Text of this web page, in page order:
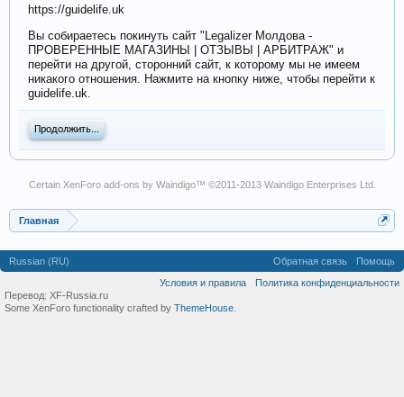
https://guidelife.uk
Вы собираетесь покинуть сайт "Legalizer Молдова -
ПРОВЕРЕННЫЕ МАГАЗИНЫ | ОТЗЫВЫ | АРБИТРАЖ" и
перейти на другой, сторонний сайт, к которому мы не имеем
никакого отношения. Нажмите на кнопку ниже, чтобы перейти к
guidelife.uk.
Продолжить...
Certain XenForo add-ons by Waindigo™ ©2011-2013 Waindigo Enterprises Ltd.
Главная
Russian (RU) Обратная связь
Помощь
Условия и правила
Политика конфиденциальности
Перевод: XF-Russia.ru
Some XenForo functionality crafted by ThemeHouse